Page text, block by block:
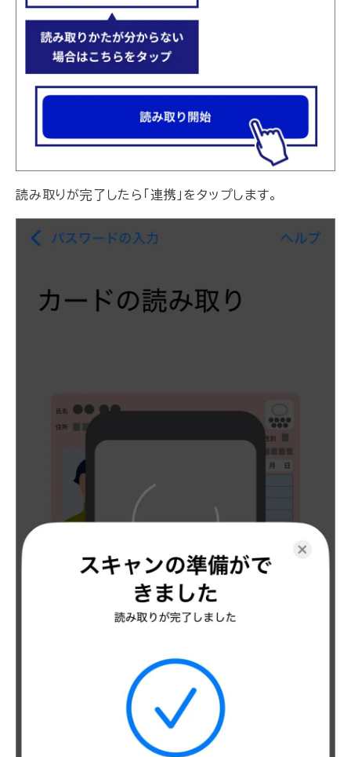
読み取りが完了したら「連携」をタップします。